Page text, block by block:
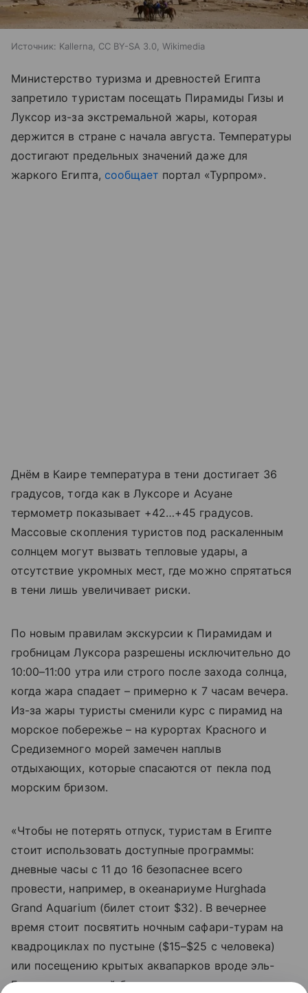
Источник: Kallerna, CC BY-SA 3.0, Wikimedia
Министерство туризма и древностей Египта
запретило туристам посещать Пирамиды Гизы и
Луксор из-за экстремальной жары, которая
держится в стране с начала августа. Температуры
достигают предельных значений даже для
жаркого Египта, сообщает портал «Турпром».
Днём в Каире температура в тени достигает 36
градусов, тогда как в Луксоре и Асуане
термометр показывает +42…+45 градусов.
Массовые скопления туристов под раскаленным
солнцем могут вызвать тепловые удары, а
отсутствие укромных мест, где можно спрятаться
в тени лишь увеличивает риски.
По новым правилам экскурсии к Пирамидам и
гробницам Луксора разрешены исключительно до
10:00–11:00 утра или строго после захода солнца,
когда жара спадает – примерно к 7 часам вечера.
Из-за жары туристы сменили курс с пирамид на
морское побережье – на курортах Красного и
Средиземного морей замечен наплыв
отдыхающих, которые спасаются от пекла под
морским бризом.
«Чтобы не потерять отпуск, туристам в Египте
стоит использовать доступные программы:
дневные часы с 11 до 16 безопаснее всего
провести, например, в океанариуме Hurghada
Grand Aquarium (билет стоит $32). В вечернее
время стоит посвятить ночным сафари-турам на
квадроциклах по пустыне ($15–$25 с человека)
или посещению крытых аквапарков вроде эль-
Гуны, где вечерний билет после захода солнца